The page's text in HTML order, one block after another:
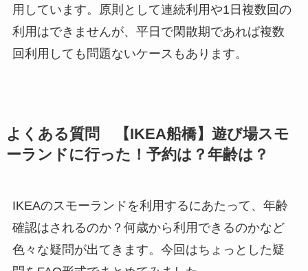
用しています。原則として連続利用や1日複数回の
利用はできませんが、平日で閑散期であれば複数
回利用しても問題ないケースもあります。
よくある質問 【IKEA船橋】遊び場スモ
ーランドに行った！予約は？年齢は？
IKEAのスモーランドを利用するにあたって、年齢
確認はされるのか？何歳から利用できるのかなど
色々な疑問が出てきます。今回はちょっとした疑